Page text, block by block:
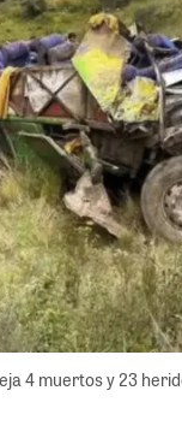
4 muertos y 23